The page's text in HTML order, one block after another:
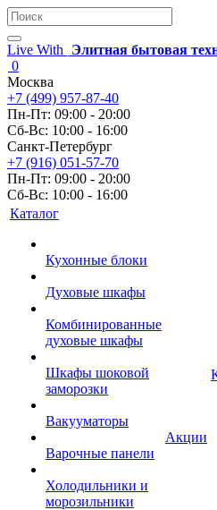
Live With
Элитная бытовая
0
Москва
+7 (499) 957-87-40
Пн-Пт: 09:00 - 20:00
Сб-Вс: 10:00 - 16:00
Санкт-Петербург
+7 (916) 051-57-70
Пн-Пт: 09:00 - 20:00
Сб-Вс: 10:00 - 16:00
Каталог
Кухонные блоки
Духовые шкафы
Комбинированные
духовые шкафы
Шкафы шоковой
заморозки
Вакууматоры
Варочные панели
Холодильники и
морозильники
Акции